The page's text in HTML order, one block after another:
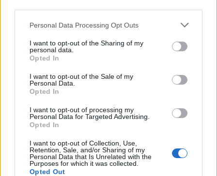
Personal Data Processing Opt Outs
I want to opt-out of the Sharing of my
personal data.
Opted In
I want to opt-out of the Sale of my
Personal Data.
Opted In
I want to opt-out of processing my
Personal Data for Targeted Advertising.
Opted In
I want to opt-out of Collection, Use,
Retention, Sale, and/or Sharing of my
Personal Data that Is Unrelated with the
Purposes for which it was collected.
Opted Out
00:00 01:16
Leonardo Maria Del Vecchio dall'ex compagna
in ospedale. Le dichiarazioni ai giornalisti